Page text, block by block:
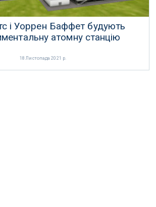
і Уоррен Баффет будують
атомну станцію
18 Листопада 2021 р.